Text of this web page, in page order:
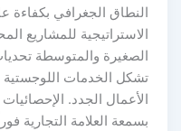
النطاق الجغرافي بكفاءة
الاستراتيجية للمشاريع
الصغيرة والمتوسطة
تشكل الخدمات اللوجستية
الأعمال الجدد.
بسمعة العلامة التجارية